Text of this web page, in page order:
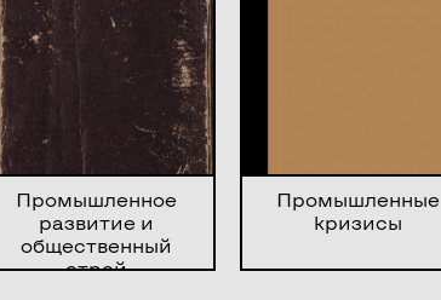
Промышленное
развитие и
общественный
строй
Промышленные
кризисы